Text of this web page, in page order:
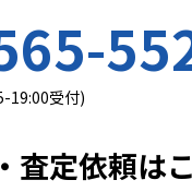
19:00受付)
査定依頼は